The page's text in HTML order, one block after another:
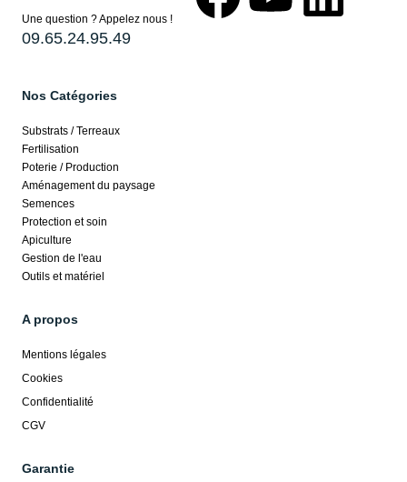
Une question ? Appelez nous !
09.65.24.95.49
Nos Catégories
Substrats / Terreaux
Fertilisation
Poterie / Production
Aménagement du paysage
Semences
Protection et soin
Apiculture
Gestion de l'eau
Outils et matériel
A propos
Mentions légales
Cookies
Confidentialité
CGV
Garantie